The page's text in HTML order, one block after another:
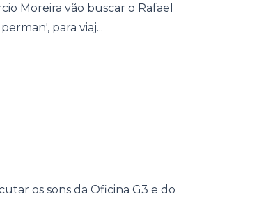
Moreira vão buscar o Rafael
para viaj...
os sons da Oficina G3 e do